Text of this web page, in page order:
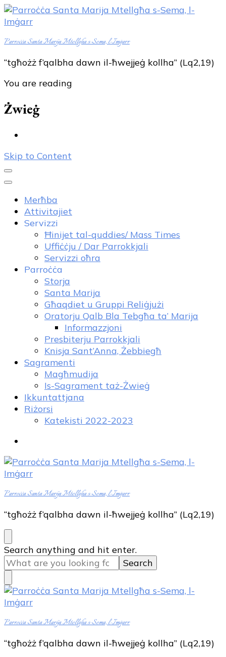
Parroċċa Santa Marija Mtellgħa s-Sema, l-Imġarr
“tgħożż f’qalbha dawn il-ħwejjeġ kollha” (Lq2,19)
You are reading
Żwieġ
Skip to Content
Merħba
Attivitajiet
Servizzi
Ħinijet tal-quddies/ Mass Times
Uffiċċju / Dar Parrokkjali
Servizzi oħra
Parroċċa
Storja
Santa Marija
Għaqdiet u Gruppi Reliġjużi
Oratorju Qalb Bla Tebgħa ta’ Marija
Informazzjoni
Presbiterju Parrokkjali
Knisja Sant’Anna, Żebbiegħ
Sagramenti
Magħmudija
Is-Sagrament taż-Żwieġ
Ikkuntattjana
Riżorsi
Katekisti 2022-2023
Parroċċa Santa Marija Mtellgħa s-Sema, l-Imġarr
“tgħożż f’qalbha dawn il-ħwejjeġ kollha” (Lq2,19)
Looking
for
Something?
Search anything and hit enter.
Parroċċa Santa Marija Mtellgħa s-Sema, l-Imġarr
“tgħożż f’qalbha dawn il-ħwejjeġ kollha” (Lq2,19)